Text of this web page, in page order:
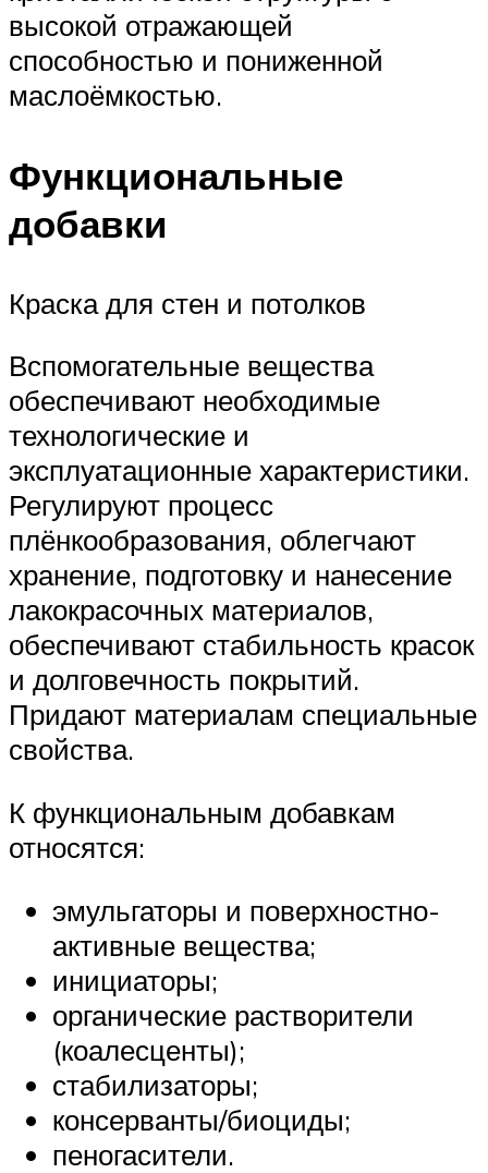
высокой отражающей
способностью и пониженной
маслоёмкостью.
Функциональные
добавки
Краска для стен и потолков
Вспомогательные вещества
обеспечивают необходимые
технологические и
эксплуатационные характеристики.
Регулируют процесс
плёнкообразования, облегчают
хранение, подготовку и нанесение
лакокрасочных материалов,
обеспечивают стабильность красок
и долговечность покрытий.
Придают материалам специальные
свойства.
К функциональным добавкам
относятся:
эмульгаторы и поверхностно-
активные вещества;
инициаторы;
органические растворители
(коалесценты);
стабилизаторы;
консерванты/биоциды;
пеногасители.